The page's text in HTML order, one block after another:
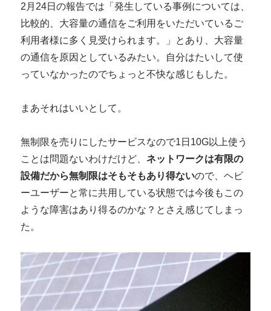
2月24日の報告では「発生している事例については、
比較的、大容量の通信をご利用をいただいているご
利用者様に多く見受けられます。」とあり、大容量
の通信を原因としているみたい。自分はたいして使
っていなかったのでちょっと不快な感じもした。
まあそれはいいとして。
無制限を売りにしたサービスなので1日10G以上使う
ことは問題ないわけだけど、ネットワークは有限の
設備だから無制限はそもそもあり得ないので、ヘビ
ーユーザーと常に共用している状態では今後もこの
ような障害はあり得るのかな？とさえ感じてしまっ
た。